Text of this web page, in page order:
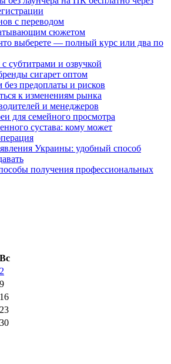
с переводом
сюжетом
выберете — полный курс или два по
субтитрами и озвучкой
сигарет оптом
предоплаты и рисков
к изменениям рынка
и менеджеров
для семейного просмотра
сустава: кому может
Украины: удобный способ
получения профессиональных
Вс
2
9
16
23
30